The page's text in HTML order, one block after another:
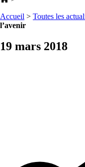
Accueil > Toutes les
l’avenir
19 mars 2018